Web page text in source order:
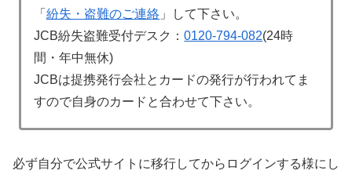
「紛失・盗難のご連絡 」して下さい。
JCB紛失盗難受付デスク：0120-794-082(24時
間・年中無休)
JCBは提携発行会社とカードの発行が行われてま
すので自身のカードと合わせて下さい。
必ず自分で公式サイトに移行してからログインする様にし